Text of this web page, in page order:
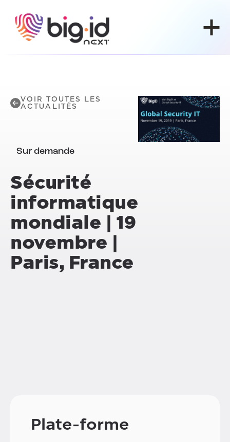
VOIR TOUTES LES
ACTUALITÉS
Sur demande
Sécurité
informatique
mondiale | 19
novembre |
Paris, France
Plate-forme